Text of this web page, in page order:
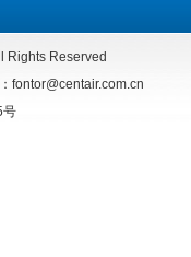
Rights Reserved
fontor@centair.com.cn
号